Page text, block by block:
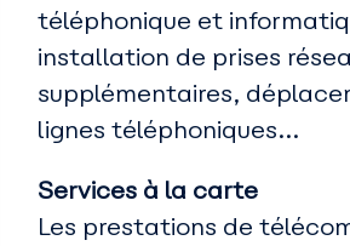
téléphonique et
installation de prises
supplémentaires,
lignes téléphoniques...
Services à la carte
Les prestations de